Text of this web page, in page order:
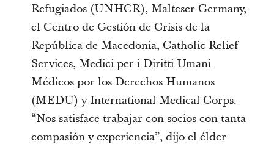
Refugiados (UNHCR), Malteser Germany,
el Centro de Gestión de Crisis de la
República de Macedonia, Catholic Relief
Services, Medici per i Diritti Umani
Médicos por los Derechos Humanos
(MEDU) y International Medical Corps.
“Nos satisface trabajar con socios con tanta
compasión y experiencia”, dijo el élder